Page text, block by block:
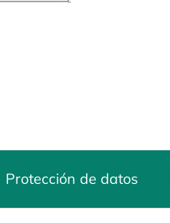
Protección de datos